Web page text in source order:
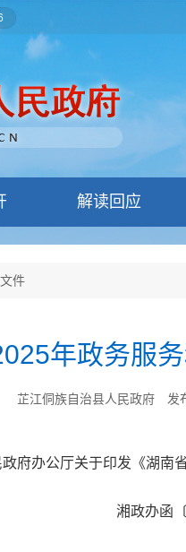
解读回应
件
年政务服
芷江侗族自治县人民政府 发
府办公厅关于印发《湖南
湘政办函